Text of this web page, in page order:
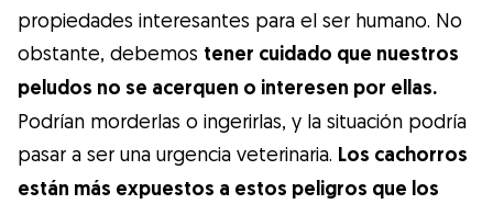
¿Qué es Gudog?
reservar con el cuidador de perros
perfecto. ¡Miles de cuidadores están
propiedades interesantes para el ser humano. No
obstante, debemos tener cuidado que nuestros
peludos no se acerquen o interesen por ellas.
Podrían morderlas o ingerirlas, y la situación podría
pasar a ser una urgencia veterinaria. Los cachorros
están más expuestos a estos peligros que los